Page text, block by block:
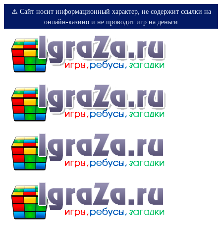
⚠️ Сайт носит информационный характер, не содержит ссылки на
онлайн-казино и не проводит игр на деньги